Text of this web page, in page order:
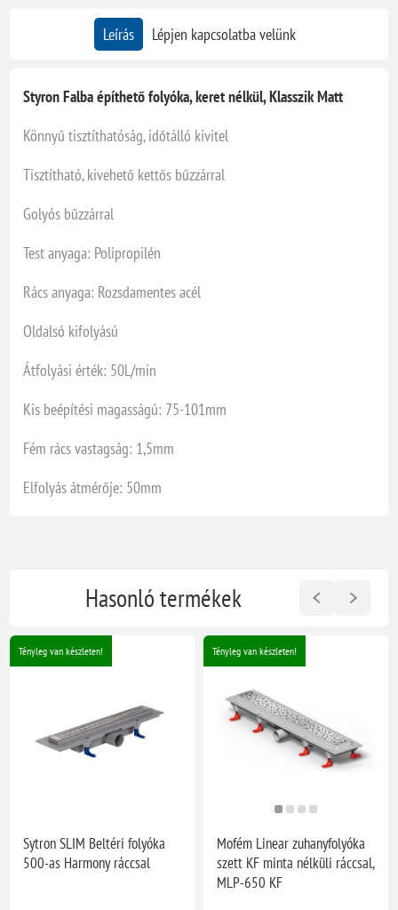
Leírás Lépjen kapcsolatba velünk
Styron Falba építhető folyóka, keret nélkül, Klasszik Matt
Könnyű tisztíthatóság, időtálló kivitel
Tisztítható, kivehető kettős bűzzárral
Golyós bűzzárral
Test anyaga: Polipropilén
Rács anyaga: Rozsdamentes acél
Oldalsó kifolyású
Átfolyási érték: 50L/min
Kis beépítési magasságú: 75-101mm
Fém rács vastagság: 1,5mm
Elfolyás átmérője: 50mm
Hasonló termékek
Tényleg van készleten!
Sytron SLIM Beltéri folyóka
500-as Harmony ráccsal
Tényleg van készleten!
Mofém Linear zuhanyfolyóka
szett KF minta nélküli ráccsal,
MLP-650 KF